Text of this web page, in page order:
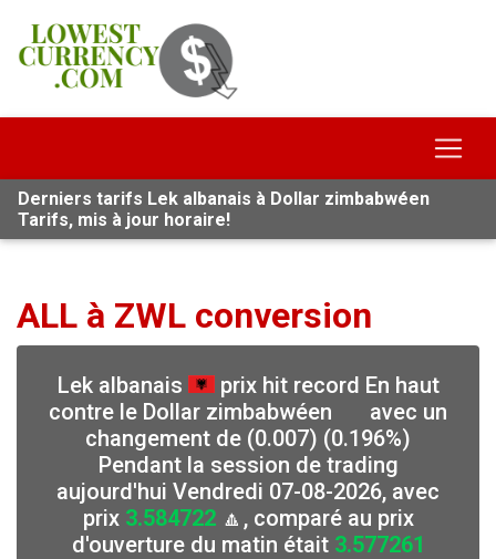
Derniers tarifs Lek albanais à Dollar zimbabwéen
Tarifs, mis à jour horaire!
ALL à ZWL conversion
Lek albanais
prix hit record En haut
contre le Dollar zimbabwéen
avec un
changement de (0.007) (0.196%)
Pendant la session de trading
aujourd'hui Vendredi 07-08-2026, avec
prix 3.584722🔼, comparé au prix
d'ouverture du matin était 3.577261